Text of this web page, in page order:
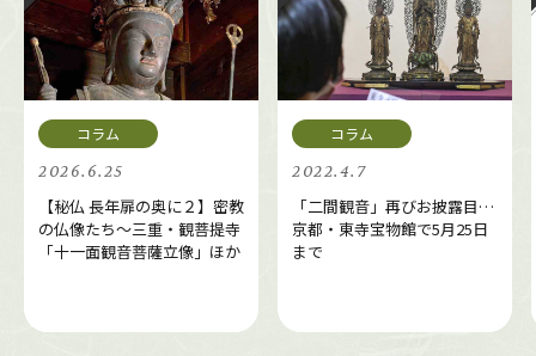
2026.6.25
【秘仏 長年扉の奥に２】密教
の仏像たち～三重・観菩提寺
「十一面観音菩薩立像」ほか
2022.4.7
「二間観音」再びお披露目…
京都・東寺宝物館で5月25日
まで